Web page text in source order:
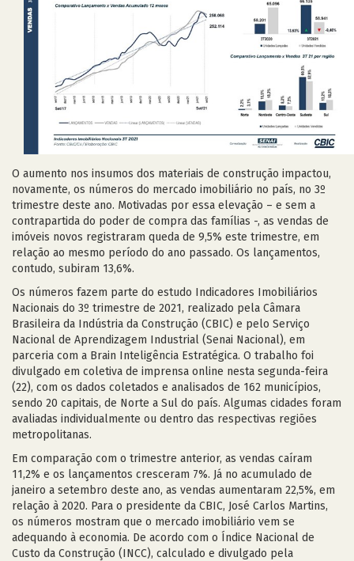
O aumento nos insumos dos materiais de construção impactou,
novamente, os números do mercado imobiliário no país, no 3º
trimestre deste ano. Motivadas por essa elevação – e sem a
contrapartida do poder de compra das famílias -, as vendas de
imóveis novos registraram queda de 9,5% este trimestre, em
relação ao mesmo período do ano passado. Os lançamentos,
contudo, subiram 13,6%.
Os números fazem parte do estudo Indicadores Imobiliários
Nacionais do 3º trimestre de 2021, realizado pela Câmara
Brasileira da Indústria da Construção (CBIC) e pelo Serviço
Nacional de Aprendizagem Industrial (Senai Nacional), em
parceria com a Brain Inteligência Estratégica. O trabalho foi
divulgado em coletiva de imprensa online nesta segunda-feira
(22), com os dados coletados e analisados de 162 municípios,
sendo 20 capitais, de Norte a Sul do país. Algumas cidades foram
avaliadas individualmente ou dentro das respectivas regiões
metropolitanas.
Em comparação com o trimestre anterior, as vendas caíram
11,2% e os lançamentos cresceram 7%. Já no acumulado de
janeiro a setembro deste ano, as vendas aumentaram 22,5%, em
relação à 2020. Para o presidente da CBIC, José Carlos Martins,
os números mostram que o mercado imobiliário vem se
adequando à economia. De acordo com o Índice Nacional de
Custo da Construção (INCC), calculado e divulgado pela